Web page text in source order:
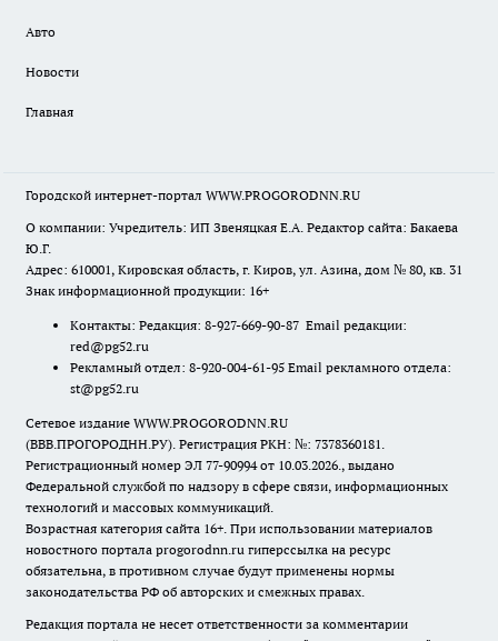
Авто
Новости
Главная
Городской интернет-портал WWW.PROGORODNN.RU
О компании: Учредитель: ИП Звеняцкая Е.А. Редактор сайта: Бакаева
Ю.Г.
Адрес: 610001, Кировская область, г. Киров, ул. Азина, дом № 80, кв. 31
Знак информационной продукции: 16+
Контакты: Редакция: 8-927-669-90-87 Email редакции:
red@pg52.ru
Рекламный отдел: 8-920-004-61-95 Email рекламного отдела:
st@pg52.ru
Сетевое издание WWW.PROGORODNN.RU
(ВВВ.ПРОГОРОДНН.РУ). Регистрация РКН: №: 7378360181.
Регистрационный номер ЭЛ 77-90994 от 10.03.2026., выдано
Федеральной службой по надзору в сфере связи, информационных
технологий и массовых коммуникаций.
Возрастная категория сайта 16+. При использовании материалов
новостного портала progorodnn.ru гиперссылка на ресурс
обязательна, в противном случае будут применены нормы
законодательства РФ об авторских и смежных правах.
Редакция портала не несет ответственности за комментарии